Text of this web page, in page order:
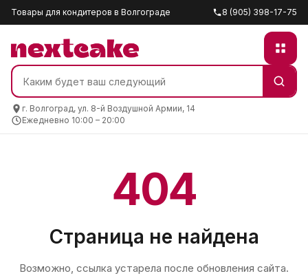
Товары для кондитеров в Волгограде 8 (905) 398-17-75
г. Волгоград, ул. 8-й Воздушной Армии, 14
Ежедневно 10:00 – 20:00
404
Страница не найдена
Возможно, ссылка устарела после обновления сайта.